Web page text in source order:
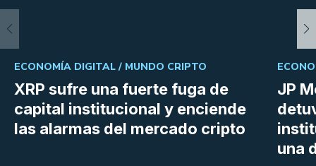
XRP sufre una fuerte fuga de
capital institucional y enciende
las alarmas del mercado cripto
ECONOMÍA DIGITAL / MUNDO CRIPTO
JP
una